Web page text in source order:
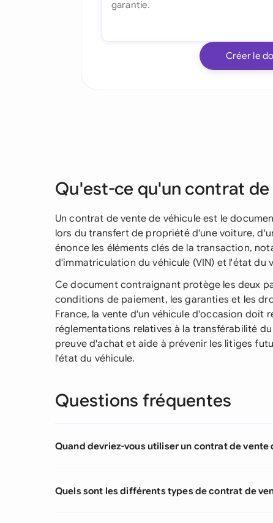
Créer le
Qu'est-ce qu'un contrat
Un contrat de vente de véhicule est le
lors du transfert de propriété d'une voiture,
énonce les éléments clés de la transaction,
d'immatriculation du véhicule (VIN) et l'état du
Ce document contraignant protège les deux
conditions de paiement, les garanties et les
France, la vente d'un véhicule d'occasion doit
réglementations relatives à la transférabilité
preuve d'achat et aide à prévenir les litiges
l'état du véhicule.
Questions fréquentes
Quand devriez-vous utiliser un contrat de vente
Quels sont les différents types de contrat de